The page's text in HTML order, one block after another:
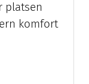
platsen
komfort